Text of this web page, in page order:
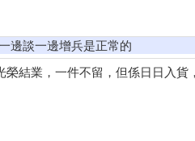
邊談一邊增兵是正常的
榮結業，一件不留，但係日日入貨